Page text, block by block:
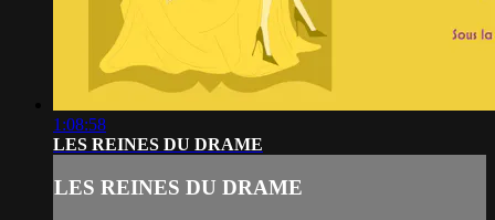
1:08:58
LES REINES DU DRAME
LES REINES DU DRAME